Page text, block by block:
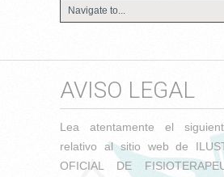
AVISO LEGAL
Lea atentamente el
relativo al sitio web de
OFICIAL DE